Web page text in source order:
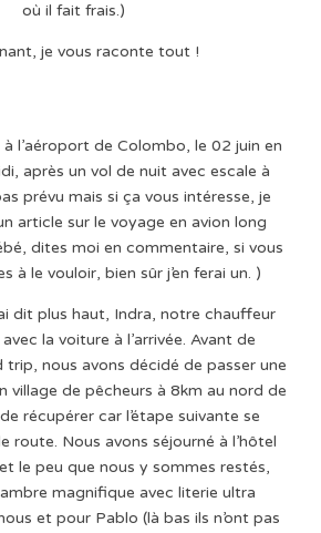
où il fait frais.)
je vous raconte tout !
l’aéroport de Colombo, le 02 juin en
après un vol de nuit avec escale à
prévu mais si ça vous intéresse, je
article sur le voyage en avion long
dites moi en commentaire, si vous
à le vouloir, bien sûr j’en ferai un. )
dit plus haut, Indra, notre chauffeur
la voiture à l’arrivée. Avant de
nous avons décidé de passer une
village de pêcheurs à 8km au nord de
récupérer car l’étape suivante se
route. Nous avons séjourné à l’hôtel
le peu que nous y sommes restés,
magnifique avec literie ultra
et pour Pablo (là bas ils n’ont pas